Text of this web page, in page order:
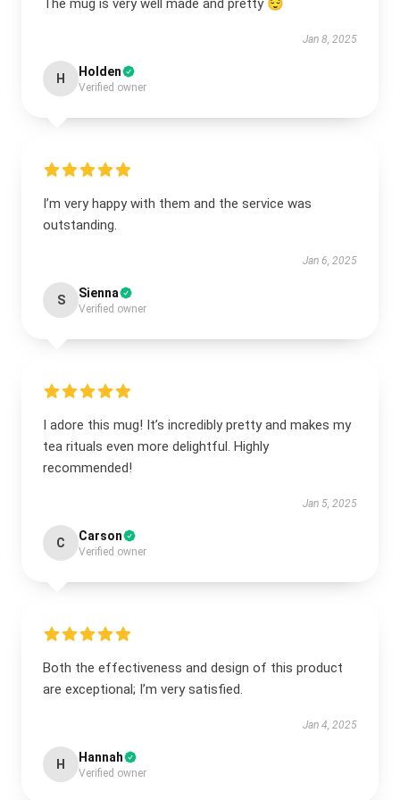
The mug is very well made and pretty 😌
Jan 8, 2025
H Holden
Verified owner
I’m very happy with them and the service was
outstanding.
Jan 6, 2025
S Sienna
Verified owner
I adore this mug! It’s incredibly pretty and makes my
tea rituals even more delightful. Highly
recommended!
Jan 5, 2025
C Carson
Verified owner
Both the effectiveness and design of this product
are exceptional; I’m very satisfied.
Jan 4, 2025
H Hannah
Verified owner